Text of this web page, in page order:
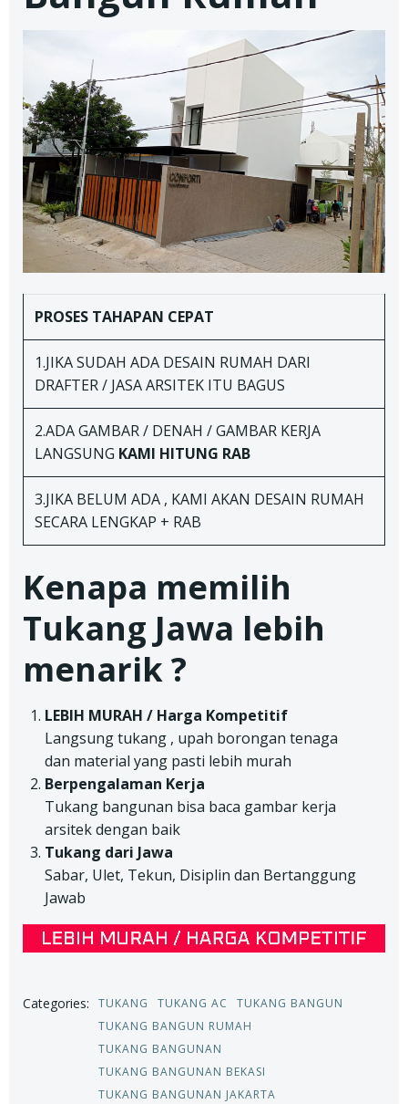
PROSES TAHAPAN CEPAT
1.JIKA SUDAH ADA DESAIN RUMAH DARI
DRAFTER / JASA ARSITEK ITU BAGUS
2.ADA GAMBAR / DENAH / GAMBAR KERJA
LANGSUNG KAMI HITUNG RAB
3.JIKA BELUM ADA , KAMI AKAN DESAIN RUMAH
SECARA LENGKAP + RAB
Kenapa memilih
Tukang Jawa lebih
menarik ?
LEBIH MURAH / Harga Kompetitif
Langsung tukang , upah borongan tenaga
dan material yang pasti lebih murah
Berpengalaman Kerja
Tukang bangunan bisa baca gambar kerja
arsitek dengan baik
Tukang dari Jawa
Sabar, Ulet, Tekun, Disiplin dan Bertanggung
Jawab
Categories: TUKANG TUKANG AC
TUKANG BANGUN
TUKANG BANGUN RUMAH
TUKANG BANGUNAN
TUKANG BANGUNAN BEKASI
TUKANG BANGUNAN JAKARTA